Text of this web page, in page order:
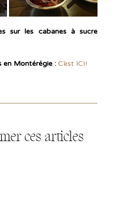
sur les cabanes à sucre
en Montérégie : C’est ICI!
ces articles